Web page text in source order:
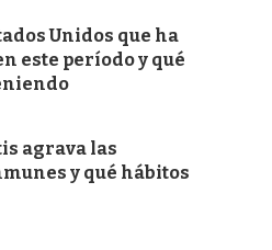
Unidos que ha
este período y qué
agrava las
y qué hábitos